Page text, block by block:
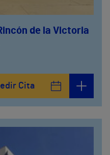
de la Victoria
Cita